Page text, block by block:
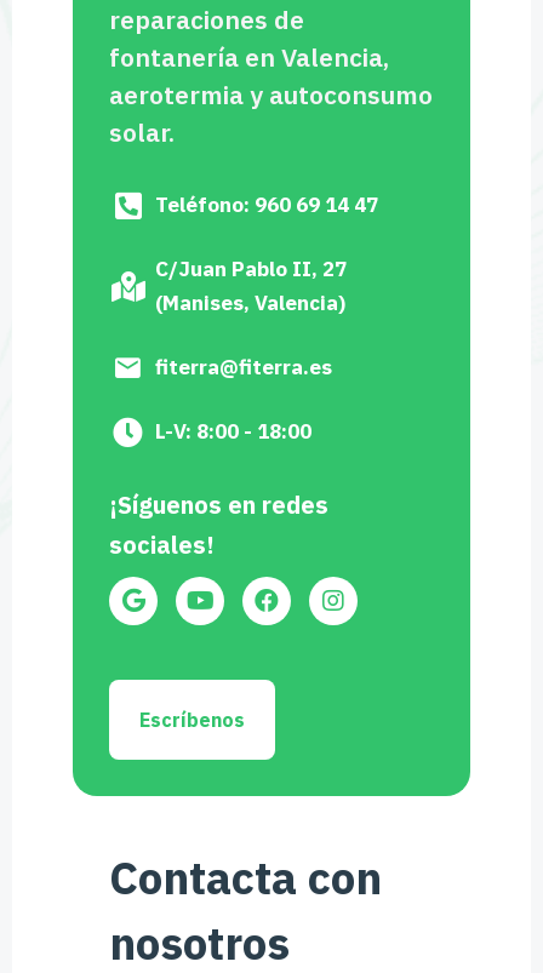
reparaciones de
fontanería en Valencia,
aerotermia y autoconsumo
solar.
Teléfono: 960 69 14 47
C/Juan Pablo II, 27
(Manises, Valencia)
fiterra@fiterra.es
L-V: 8:00 - 18:00
¡Síguenos en redes
sociales!
Escríbenos
Contacta con
nosotros